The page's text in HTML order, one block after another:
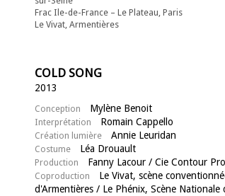
Frac Ile-de-France – Le Plateau, Paris
Le Vivat, Armentières
COLD SONG
2013
Conception Mylène Benoit
Interprétation Romain Cappello
Création lumière Annie Leuridan
Costume Léa Drouault
Production Fanny Lacour / Cie Contour
Coproduction
Le Vivat, scène
d'Armentières / Le Phénix, Scène Nationale